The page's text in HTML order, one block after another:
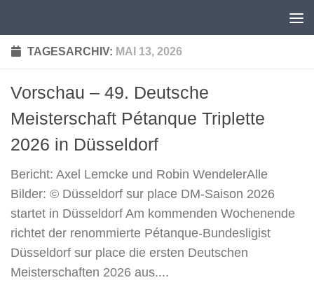
TAGESARCHIV: MAI 13, 2026
Vorschau – 49. Deutsche
Meisterschaft Pétanque Triplette
2026 in Düsseldorf
Bericht: Axel Lemcke und Robin WendelerAlle
Bilder: © Düsseldorf sur place DM-Saison 2026
startet in Düsseldorf Am kommenden Wochenende
richtet der renommierte Pétanque-Bundesligist
Düsseldorf sur place die ersten Deutschen
Meisterschaften 2026 aus....